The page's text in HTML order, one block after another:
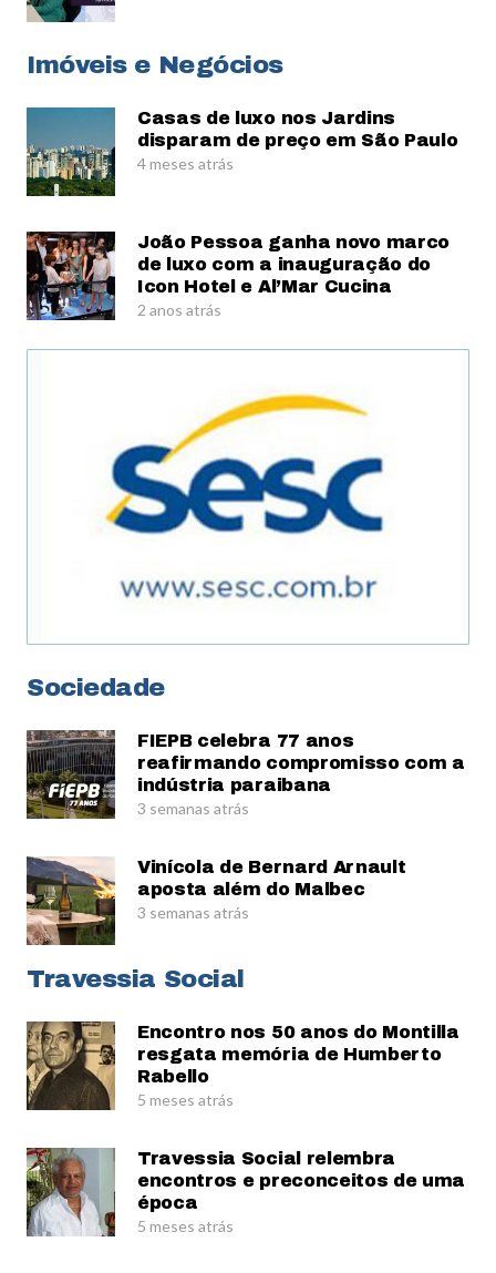
Imóveis e Negócios
Casas de luxo nos Jardins
disparam de preço em São Paulo
4 meses atrás
João Pessoa ganha novo marco
de luxo com a inauguração do
Icon Hotel e Al’Mar Cucina
2 anos atrás
Sociedade
FIEPB celebra 77 anos
reafirmando compromisso com a
indústria paraibana
3 semanas atrás
Vinícola de Bernard Arnault
aposta além do Malbec
3 semanas atrás
Travessia Social
Encontro nos 50 anos do Montilla
resgata memória de Humberto
Rabello
5 meses atrás
Travessia Social relembra
encontros e preconceitos de uma
época
5 meses atrás